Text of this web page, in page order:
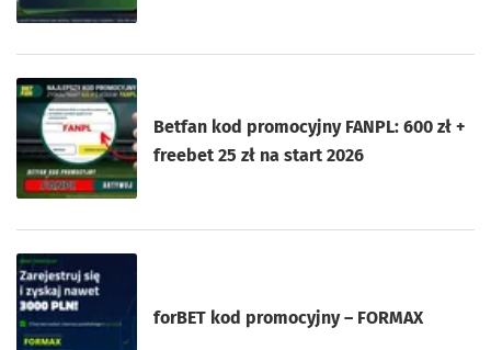
Betfan kod promocyjny FANPL: 600 zł +
freebet 25 zł na start 2026
forBET kod promocyjny – FORMAX